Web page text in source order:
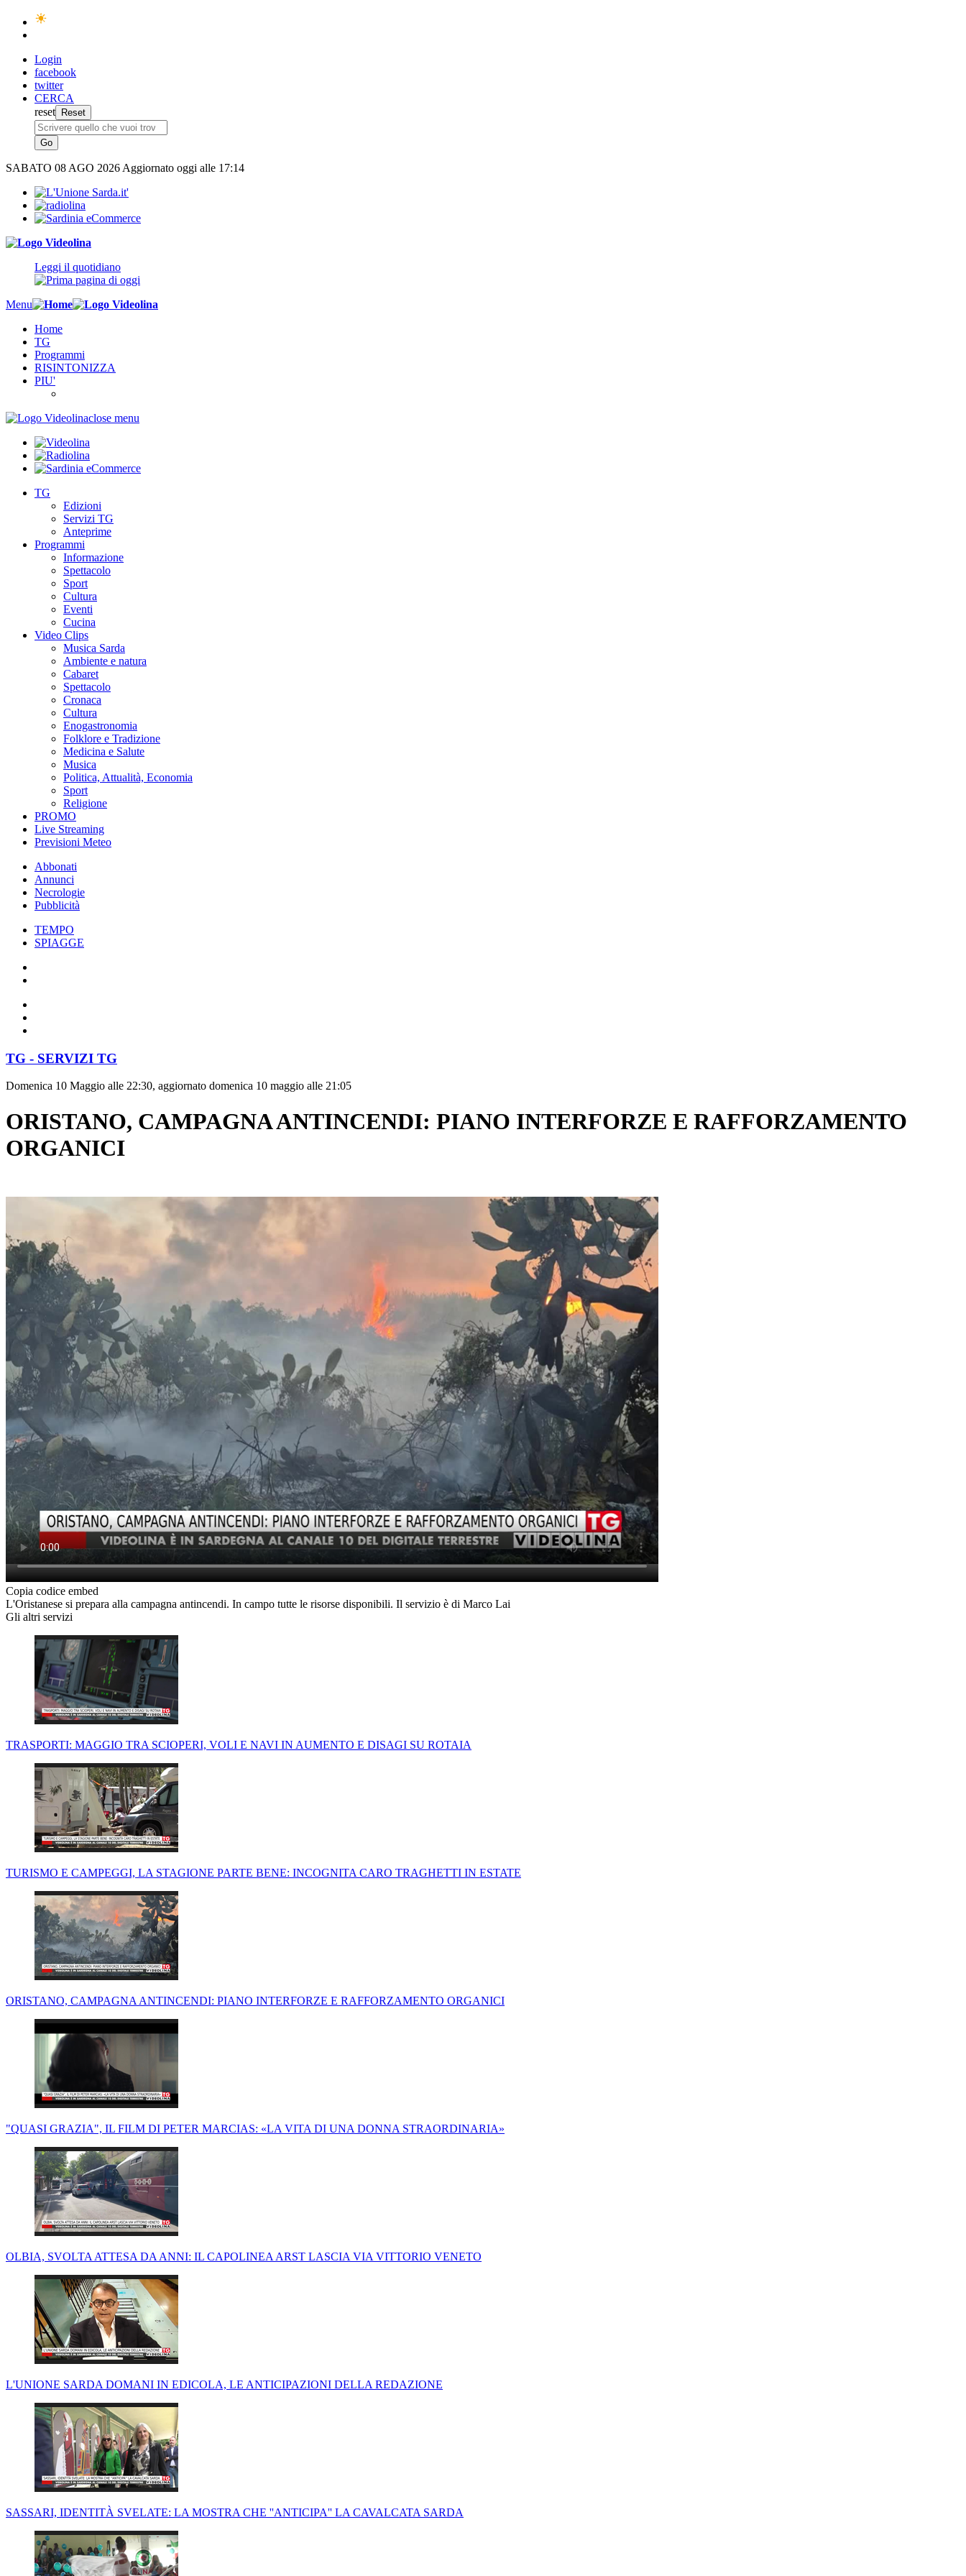
Login
facebook
twitter
CERCA
reset
SABATO 08 AGO 2026 Aggiornato oggi alle 17:14
Leggi il quotidiano
Menu
Home
TG
Programmi
RISINTONIZZA
PIU'
close menu
TG
Edizioni
Servizi TG
Anteprime
Programmi
Informazione
Spettacolo
Sport
Cultura
Eventi
Cucina
Video Clips
Musica Sarda
Ambiente e natura
Cabaret
Spettacolo
Cronaca
Cultura
Enogastronomia
Folklore e Tradizione
Medicina e Salute
Musica
Politica, Attualità, Economia
Sport
Religione
PROMO
Live Streaming
Previsioni Meteo
Abbonati
Annunci
Necrologie
Pubblicità
TEMPO
SPIAGGE
TG - SERVIZI TG
Domenica 10 Maggio alle 22:30, aggiornato domenica 10 maggio alle 21:05
ORISTANO, CAMPAGNA ANTINCENDI: PIANO INTERFORZE E RAFFORZAMENTO
ORGANICI
Copia codice embed
L'Oristanese si prepara alla campagna antincendi. In campo tutte le risorse disponibili. Il servizio è di Marco Lai
Gli altri servizi
TRASPORTI: MAGGIO TRA SCIOPERI, VOLI E NAVI IN AUMENTO E DISAGI SU ROTAIA
TURISMO E CAMPEGGI, LA STAGIONE PARTE BENE: INCOGNITA CARO TRAGHETTI IN ESTATE
ORISTANO, CAMPAGNA ANTINCENDI: PIANO INTERFORZE E RAFFORZAMENTO ORGANICI
"QUASI GRAZIA", IL FILM DI PETER MARCIAS: «LA VITA DI UNA DONNA STRAORDINARIA»
OLBIA, SVOLTA ATTESA DA ANNI: IL CAPOLINEA ARST LASCIA VIA VITTORIO VENETO
L'UNIONE SARDA DOMANI IN EDICOLA, LE ANTICIPAZIONI DELLA REDAZIONE
SASSARI, IDENTITÀ SVELATE: LA MOSTRA CHE ''ANTICIPA'' LA CAVALCATA SARDA